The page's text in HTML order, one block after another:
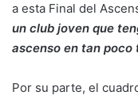
a esta Final del
un club joven que
ascenso en tan poco
Por su parte, el